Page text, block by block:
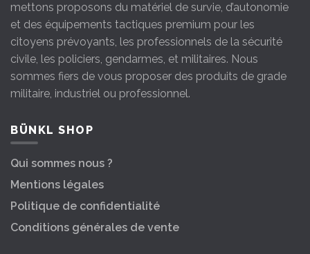
mettons proposons du matériel de survie, d’autonomie
et des équipements tactiques premium pour les
citoyens prévoyants, les professionnels de la sécurité
civile, les policiers, gendarmes, et militaires. Nous
sommes fiers de vous proposer des produits de grade
militaire, industriel ou professionnel.
BÜNKL SHOP
Qui sommes nous ?
Mentions légales
Politique de confidentialité
Conditions générales de vente